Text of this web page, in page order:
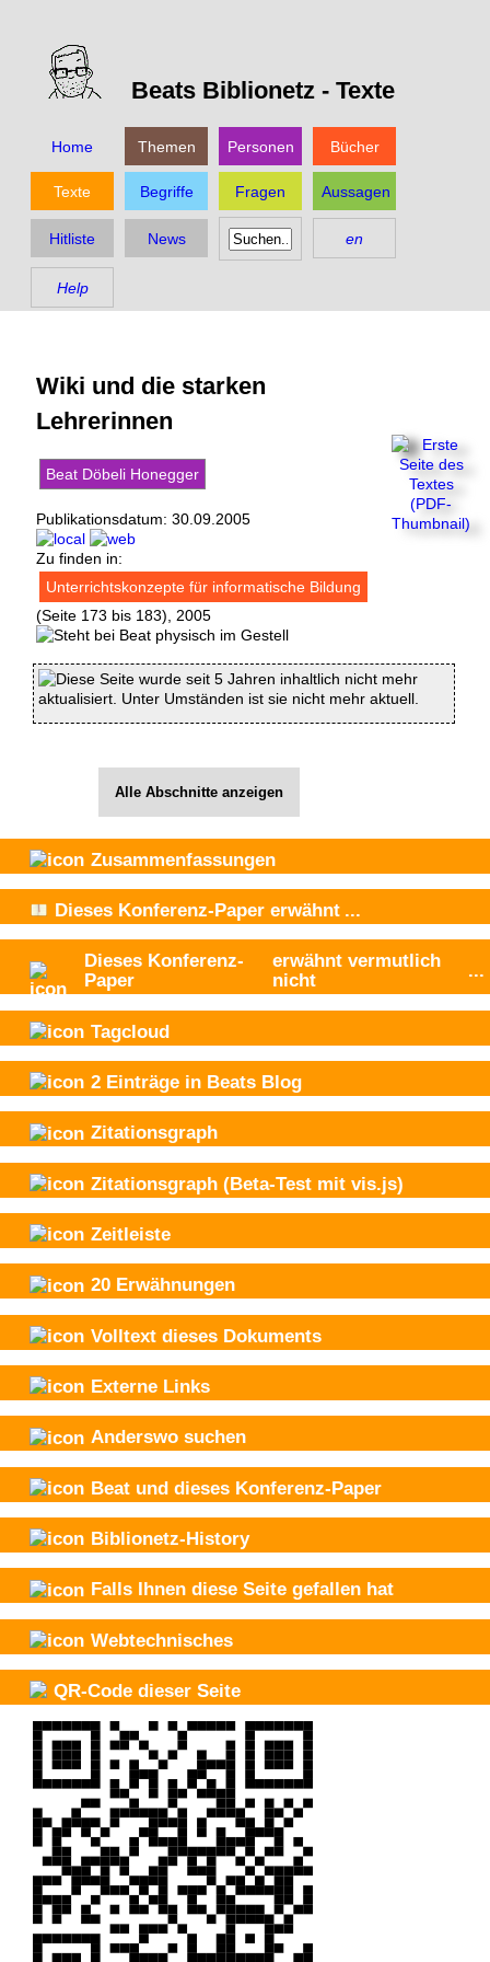
Beats Biblionetz - Texte
Home Themen Personen Bücher
Texte Begriffe Fragen Aussagen
Hitliste News en
Help
Wiki und die starken
Lehrerinnen
Beat Döbeli Honegger
Publikationsdatum: 30.09.2005
Zu finden in:
Unterrichtskonzepte für informatische Bildung
(Seite 173 bis 183), 2005
Diese Seite wurde seit 5 Jahren inhaltlich nicht mehr
aktualisiert. Unter Umständen ist sie nicht mehr aktuell.
Alle Abschnitte anzeigen
Zusammenfassungen
Dieses Konferenz-Paper erwähnt ...
Dieses Konferenz-
Paper
erwähnt vermutlich
nicht
...
Tagcloud
2 Einträge in Beats Blog
Zitationsgraph
Zitationsgraph (Beta-Test mit vis.js)
Zeitleiste
20 Erwähnungen
Volltext dieses Dokuments
Externe Links
Anderswo suchen
Beat und dieses Konferenz-Paper
Biblionetz-History
Falls Ihnen diese Seite gefallen hat
Webtechnisches
QR-Code dieser Seite